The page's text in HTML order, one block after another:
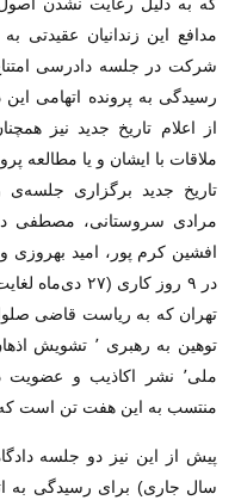
که به دلیل رعایت نشدن
شرکت در جلسه دادرسی امتناع
رسیدگی به پرونده اتهامی
از اعلام تاریخ جدید نیز
ملاقات با ایشان و یا مطالعه
تاریخ جدید برگزاری جلسه‌ی
مرادی سروستانی، مصطفی
تهران که به ریاست قاضی
ملی٬ نشر اکاذیب و
منتسب به این هفت تن است
سال جاری) برای رسیدگی به